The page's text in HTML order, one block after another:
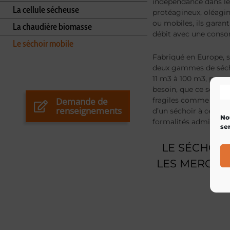
La cellule sécheuse
La chaudière biomasse
Le séchoir mobile
Demande de
renseignements
protéagineux,
ou mobiles, ils
débit avec une
Fabriqué en Europe,
deux gammes de
11 m3 à 100 m3,
besoin, que ce soit
fragiles comme le
d’un séchoir à
formalités
LE
LES